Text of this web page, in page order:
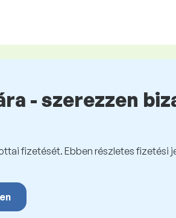
- szerezzen
fizetését. Ebben részletes fizetési